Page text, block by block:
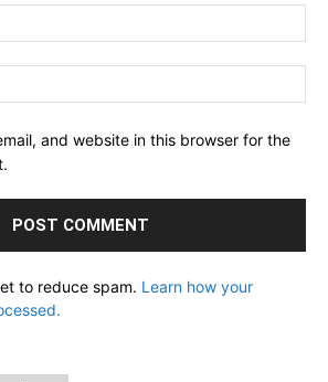
and website in this browser for the
to reduce spam. Learn how your